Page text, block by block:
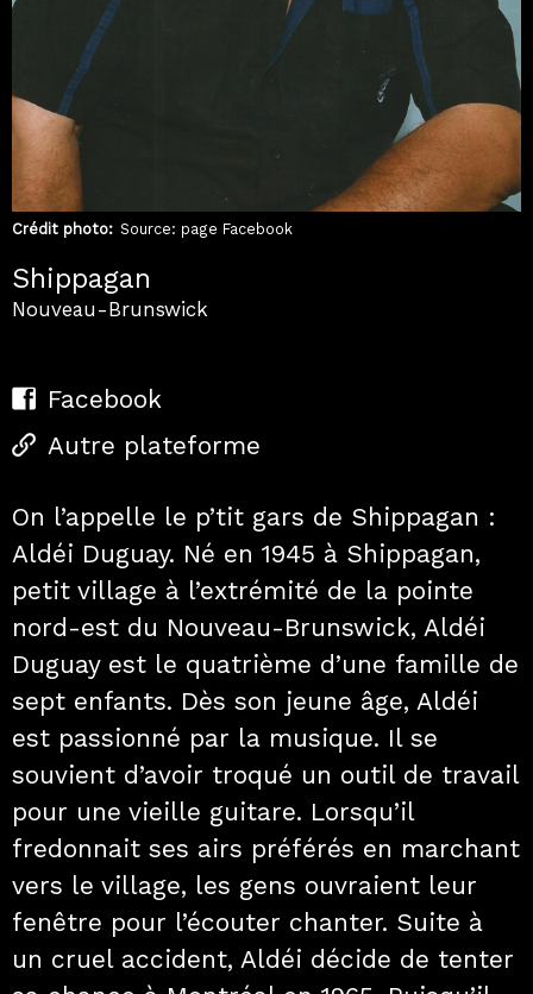
Crédit photo Source: page Facebook
Shippagan
Nouveau-Brunswick
Facebook
Autre plateforme
On l’appelle le p’tit gars de Shippagan :
Aldéi Duguay. Né en 1945 à Shippagan,
petit village à l’extrémité de la pointe
nord-est du Nouveau-Brunswick, Aldéi
Duguay est le quatrième d’une famille de
sept enfants. Dès son jeune âge, Aldéi
est passionné par la musique. Il se
souvient d’avoir troqué un outil de travail
pour une vieille guitare. Lorsqu’il
fredonnait ses airs préférés en marchant
vers le village, les gens ouvraient leur
fenêtre pour l’écouter chanter. Suite à
un cruel accident, Aldéi décide de tenter